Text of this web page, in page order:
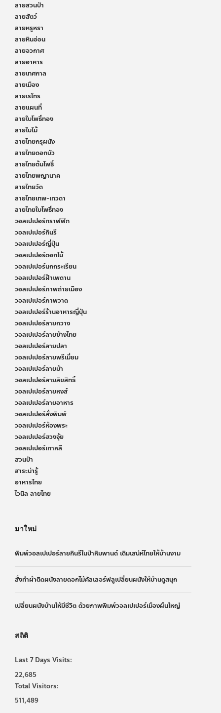
ลายสวนป่า
ลายสัตว์
ลายหรูหรา
ลายหินอ่อน
ลายอวกาศ
ลายอาหาร
ลายเทศกาล
ลายเมือง
ลายเรโทร
ลายแผนที่
ลายใบโพธิ์ทอง
ลายใบไม้
ลายไทยกรุผนัง
ลายไทยดอกบัว
ลายไทยต้นโพธิ์
ลายไทยพญานาค
ลายไทยวัด
ลายไทยเทพ-เทวดา
ลายไทยใบโพธิ์ทอง
วอลเปเปอร์กราฟฟิก
วอลเปเปอร์กินรี
วอลเปเปอร์ญี่ปุ่น
วอลเปเปอร์ดอกไม้
วอลเปเปอร์นกกระเรียน
วอลเปเปอร์ฝ้าเพดาน
วอลเปเปอร์ภาพถ่ายเมือง
วอลเปเปอร์ภาพวาด
วอลเปเปอร์ร้านอาหารญี่ปุ่น
วอลเปเปอร์ลายกวาง
วอลเปเปอร์ลายข้างไทย
วอลเปเปอร์ลายปลา
วอลเปเปอร์ลายพรีเมี่ยม
วอลเปเปอร์ลายม้า
วอลเปเปอร์ลายลิขสิทธิ์
วอลเปเปอร์ลายหงส์
วอลเปเปอร์ลายอาหาร
วอลเปเปอร์สั่งพิมพ์
วอลเปเปอร์ห้องพระ
วอลเปเปอร์ฮวงจุ้ย
วอลเปเปอร์เกาหลี
สวนป่า
สาระน่ารู้
อาหารไทย
ไวนิล ลายไทย
มาใหม่
พิมพ์วอลเปเปอร์ลายกินรีในป่าหิมพานต์ เติมเสน่ห์ไทยให้บ้านงาม
สั่งทำผ้าติดผนังลายดอกไม้คัลเลอร์ฟลูเปลี่ยนผนังให้บ้านดูสนุก
เปลี่ยนผนังบ้านให้มีชีวิต ด้วยภาพพิมพ์วอลเปเปอร์เมืองผืนใหญ่
สถิติ
Last 7 Days Visits:
22,685
Total Visitors:
511,489